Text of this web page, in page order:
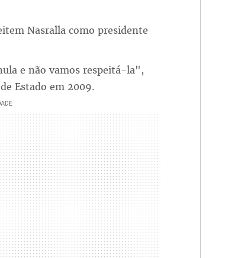
Nasralla como presidente
e não vamos respeitá-la",
Estado em 2009.